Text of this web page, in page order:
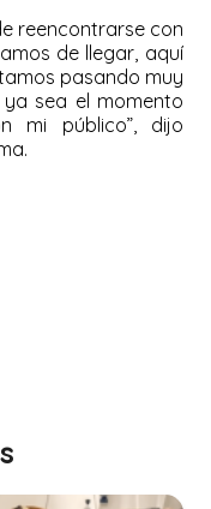
reencontrarse con
de llegar, aquí
pasando muy
sea el momento
mi público”, dijo